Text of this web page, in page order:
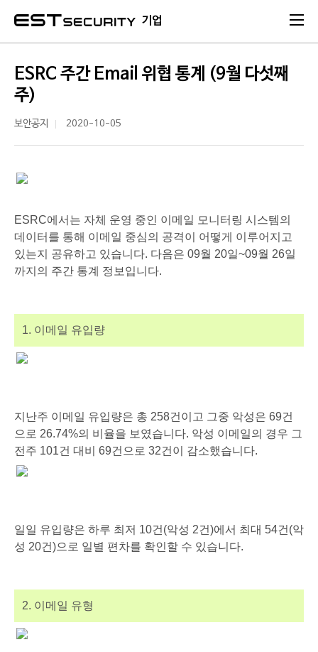
기업
ESRC 주간 Email 위협 통계 (9월 다섯째
주)
보안공지 2020-10-05
ESRC에서는 자체 운영 중인 이메일 모니터링 시스템의
데이터를 통해 이메일 중심의 공격이 어떻게 이루어지고
있는지 공유하고 있습니다. 다음은 09월 20일~09월 26일
까지의 주간 통계 정보입니다.
1. 이메일 유입량
지난주 이메일 유입량은 총 258건이고 그중 악성은 69건
으로 26.74%의 비율을 보였습니다. 악성 이메일의 경우 그
전주 101건 대비 69건으로 32건이 감소했습니다.
일일 유입량은 하루 최저 10건(악성 2건)에서 최대 54건(악
성 20건)으로 일별 편차를 확인할 수 있습니다.
2. 이메일 유형